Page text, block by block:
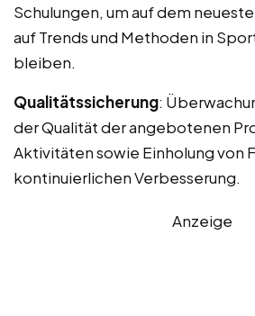
Schulungen, um auf dem
auf Trends und Methoden in
bleiben.
Qualitätssicherung:
der Qualität der angebotenen
Aktivitäten sowie Einholung von
kontinuierlichen Verbesserung.
Anzeige